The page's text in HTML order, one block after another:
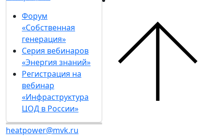
Форум
«Собственная
генерация»
Серия вебинаров
«Энергия знаний»
Регистрация на
вебинар
«Инфраструктура
ЦОД в России»
heatpower@mvk.ru